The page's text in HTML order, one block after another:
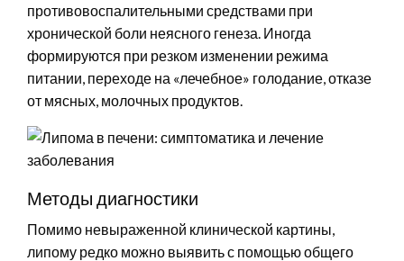
противовоспалительными средствами при
хронической боли неясного генеза. Иногда
формируются при резком изменении режима
питании, переходе на «лечебное» голодание, отказе
от мясных, молочных продуктов.
Методы диагностики
Помимо невыраженной клинической картины,
липому редко можно выявить с помощью общего